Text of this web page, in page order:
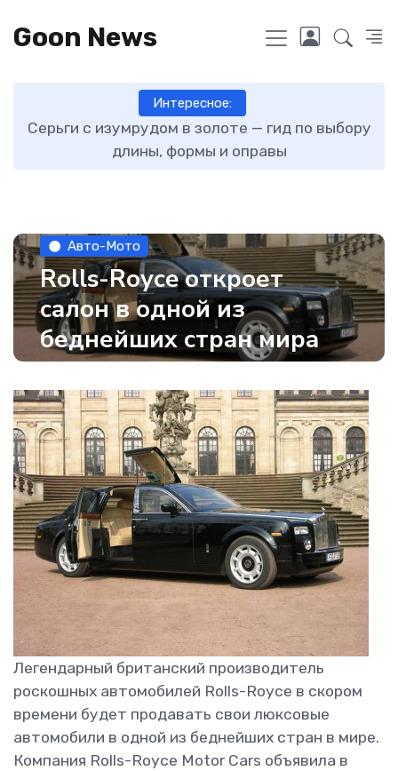
Goon News
Интересное:
Серьги с изумрудом в золоте — гид по выбору
длины, формы и оправы
Авто-Мото
Rolls-Royce откроет
салон в одной из
беднейших стран мира
Легендарный британский производитель
роскошных автомобилей Rolls-Royce в скором
времени будет продавать свои люксовые
автомобили в одной из беднейших стран в мире.
Компания Rolls-Royce Motor Cars объявила в